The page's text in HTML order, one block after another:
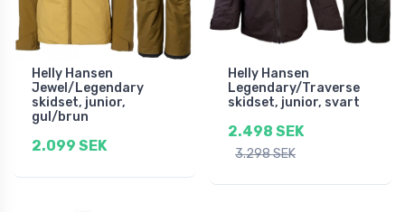
Helly Hansen
Jewel/Legendary
skidset, junior,
gul/brun
2.099 SEK
Helly Hansen
Legendary/Traverse
skidset, junior, svart
2.498 SEK
3.298 SEK